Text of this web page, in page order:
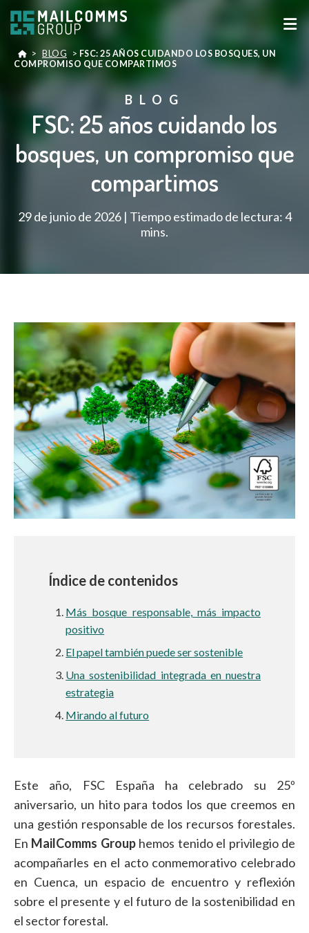
> BLOG > FSC: 25 AÑOS CUIDANDO LOS BOSQUES, UN
COMPROMISO QUE COMPARTIMOS
BLOG
FSC: 25 años cuidando los
bosques, un compromiso que
compartimos
29 de junio de 2026 | Tiempo estimado de lectura: 4
mins.
Índice de contenidos
Más bosque responsable, más impacto
positivo
El papel también puede ser sostenible
Una sostenibilidad integrada en nuestra
estrategia
Mirando al futuro
Este año, FSC España ha celebrado su 25º
aniversario, un hito para todos los que creemos en
una gestión responsable de los recursos forestales.
En MailComms Grouphemos tenido el privilegio de
acompañarles en el acto conmemorativo celebrado
en Cuenca, un espacio de encuentro y reflexión
sobre el presente y el futuro de la sostenibilidad en
el sector forestal.